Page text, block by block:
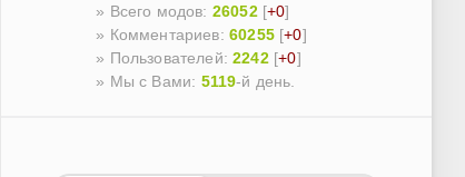
» Всего модов: 26052[+0]
» Комментариев: 60255[+0]
» Пользователей:2242[+0]
» Мы с Вами: 5119-й день.